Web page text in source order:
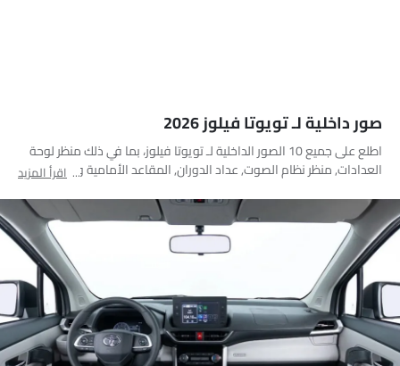
صور داخلية لـ تويوتا فيلوز 2026
اطلع على جميع 10 الصور الداخلية لـ تويوتا فيلوز، بما في ذلك منظر لوحة
العدادات, منظر نظام الصوت, عداد الدوران, المقاعد الأمامية والخلفية
السرعات, مقبض الباب الداخلي, التحكم المركزي
اقرأ المزيد